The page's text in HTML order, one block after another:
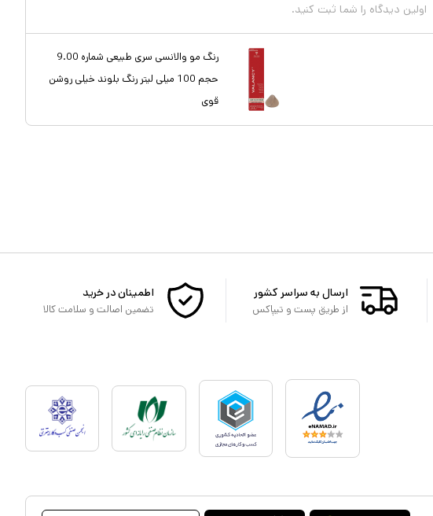
اولین دیدگاه را شما ثبت کنید.
رنگ مو والانسی سری طبیعی شماره 9.00
حجم 100 میلی لیتر رنگ بلوند خیلی روشن
قوی
ارسال به سراسر کشور
از طریق پست و تیپاکس
اطمینان در خرید
تضمین اصالت و سلامت کالا